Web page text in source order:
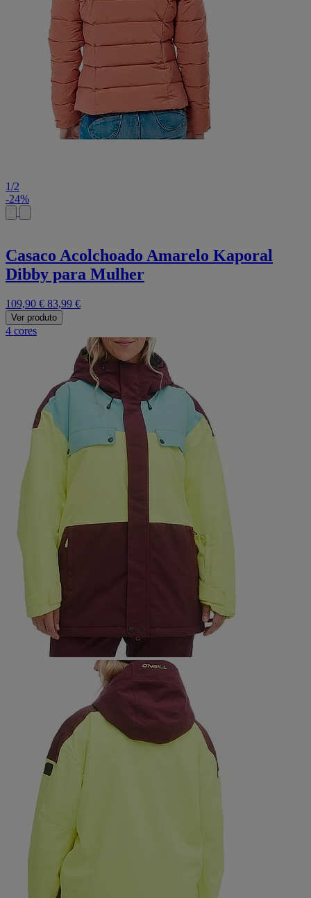
1/2
-24%
Casaco Acolchoado Amarelo Kaporal
Dibby para Mulher
109,90 € 83,99 €
Ver produto
4 cores